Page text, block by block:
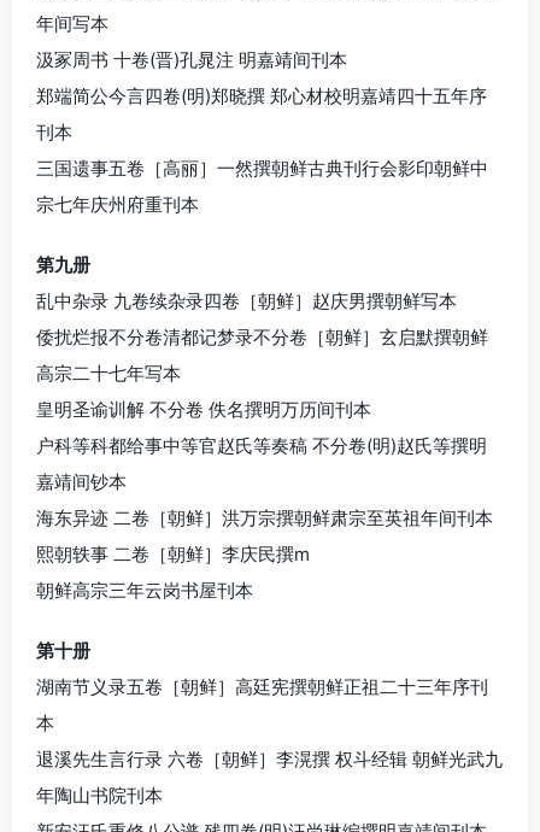
年间写本
汲冢周书 十卷(晋)孔晁注 明嘉靖间刊本
郑端简公今言四卷(明)郑晓撰 郑心材校明嘉靖四十五年序
刊本
三国遗事五卷［高丽］一然撰朝鲜古典刊行会影印朝鲜中
宗七年庆州府重刊本
第九册
乱中杂录 九卷续杂录四卷［朝鲜］赵庆男撰朝鲜写本
倭扰烂报不分卷清都记梦录不分卷［朝鲜］玄启默撰朝鲜
高宗二十七年写本
皇明圣谕训解 不分卷 佚名撰明万历间刊本
户科等科都给事中等官赵氏等奏稿 不分卷(明)赵氏等撰明
嘉靖间钞本
海东异迹 二卷［朝鲜］洪万宗撰朝鲜肃宗至英祖年间刊本
熙朝轶事 二卷［朝鲜］李庆民撰m
朝鲜高宗三年云岗书屋刊本
第十册
湖南节义录五卷［朝鲜］高廷宪撰朝鲜正祖二十三年序刊
本
退溪先生言行录 六卷［朝鲜］李滉撰 权斗经辑 朝鲜光武九
年陶山书院刊本